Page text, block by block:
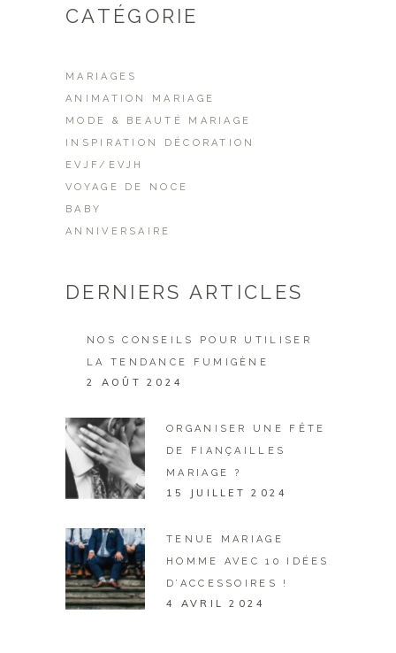
CATÉGORIE
MARIAGES
ANIMATION MARIAGE
MODE & BEAUTÉ MARIAGE
INSPIRATION DÉCORATION
EVJF/EVJH
VOYAGE DE NOCE
BABY
ANNIVERSAIRE
DERNIERS ARTICLES
NOS CONSEILS POUR UTILISER
LA TENDANCE FUMIGÈNE
2 AOÛT 2024
ORGANISER UNE FÊTE
DE FIANÇAILLES
MARIAGE ?
15 JUILLET 2024
TENUE MARIAGE
HOMME AVEC 10 IDÉES
D’ACCESSOIRES !
4 AVRIL 2024